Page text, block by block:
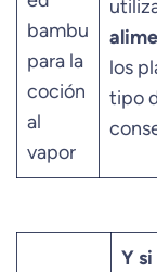
los
tipo
Y